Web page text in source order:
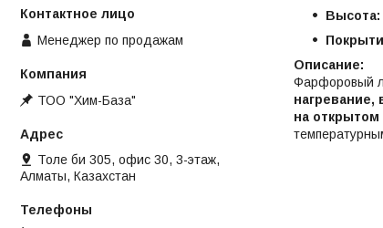
Высота:
Описание:
Фарфоровый
на открытом
Менеджер по продажам
ТОО "Хим-База"
Толе би 305, офис 30, 3-этаж,
Алматы, Казахстан